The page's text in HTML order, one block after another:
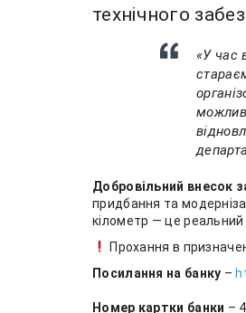
технічного
«У час
Добровільний внесок
придбання та
кілометр — це
Прохання в
Посилання на банку –
Номер картки банки –